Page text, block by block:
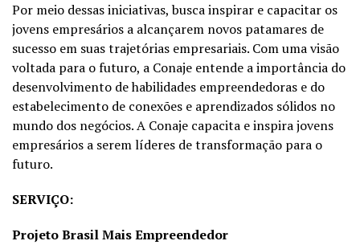
Por meio dessas iniciativas, busca inspirar e capacitar os
jovens empresários a alcançarem novos patamares de
sucesso em suas trajetórias empresariais. Com uma visão
voltada para o futuro, a Conaje entende a importância do
desenvolvimento de habilidades empreendedoras e do
estabelecimento de conexões e aprendizados sólidos no
mundo dos negócios. A Conaje capacita e inspira jovens
empresários a serem líderes de transformação para o
futuro.
SERVIÇO:
Projeto Brasil Mais Empreendedor